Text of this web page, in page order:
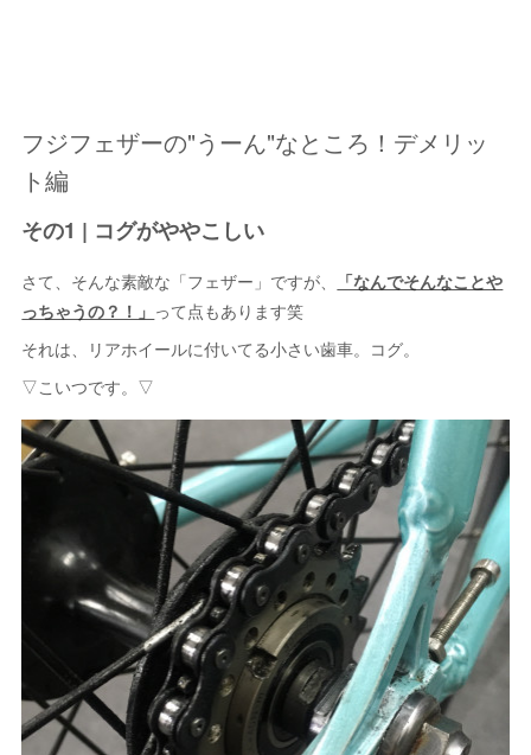
フジフェザーの"うーん"なところ！デメリッ
ト編
その1 | コグがややこしい
さて、そんな素敵な「フェザー」ですが、
「なんでそんなことや
っちゃうの？！」 って点もあります笑
それは、リアホイールに付いてる小さい歯車。コグ。
▽こいつです。▽